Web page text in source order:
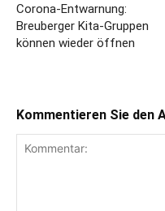
Corona-Entwarnung:
Breuberger Kita-Gruppen
können wieder öffnen
Kommentieren Sie den